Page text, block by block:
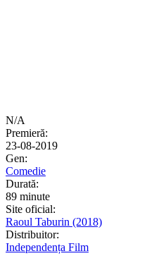
N/A
Premieră:
23-08-2019
Gen:
Comedie
Durată:
89 minute
Site oficial:
Raoul Taburin (2018)
Distribuitor:
Independența Film